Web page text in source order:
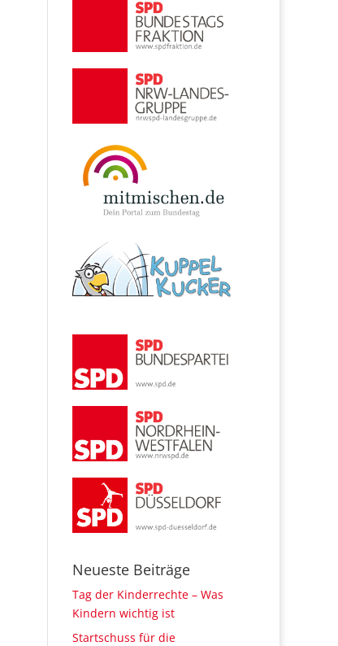
Neueste Beiträge
Tag der Kinderrechte – Was
Kindern wichtig ist
Startschuss für die